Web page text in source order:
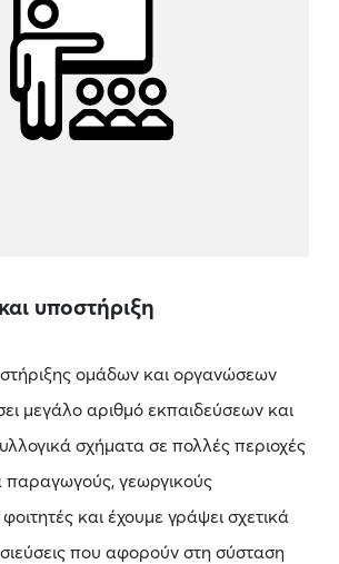
υποστήριξη
ομάδων και οργανώσεων
μεγάλο αριθμό εκπαιδεύσεων και
σχήματα σε πολλές περιοχές
παραγωγούς, γεωργικούς
και έχουμε γράψει σχετικά
που αφορούν στη σύσταση